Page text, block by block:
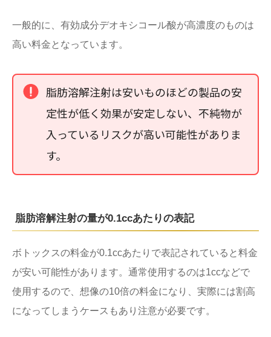
一般的に、有効成分デオキシコール酸が高濃度のものは
高い料金となっています。
脂肪溶解注射は安いものほどの製品の安
定性が低く効果が安定しない、不純物が
入っているリスクが高い可能性がありま
す。
脂肪溶解注射の量が0.1ccあたりの表記
ボトックスの料金が0.1ccあたりで表記されていると料金
が安い可能性があります。通常使用するのは1ccなどで
使用するので、想像の10倍の料金になり、実際には割高
になってしまうケースもあり注意が必要です。